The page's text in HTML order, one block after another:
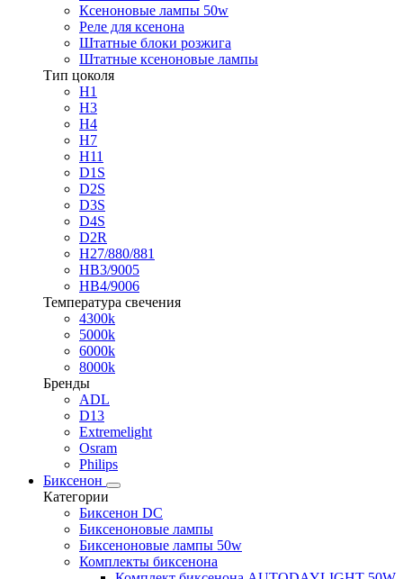
Ксеноновые лампы 50w
Реле для ксенона
Штатные блоки розжига
Штатные ксеноновые лампы
Тип цоколя
H1
H3
H4
H7
H11
D1S
D2S
D3S
D4S
D2R
H27/880/881
HB3/9005
HB4/9006
Температура свечения
4300k
5000k
6000k
8000k
Бренды
ADL
D13
Extremelight
Osram
Philips
Биксенон
Категории
Биксенон DC
Биксеноновые лампы
Биксеноновые лампы 50w
Комплекты биксенона